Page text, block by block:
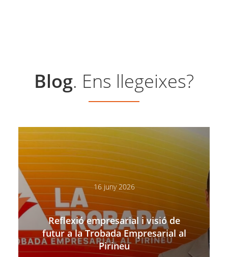
Blog. Ens llegeixes?
16 juny 2026
Reflexió empresarial i visió de
futur a la Trobada Empresarial al
Pirineu